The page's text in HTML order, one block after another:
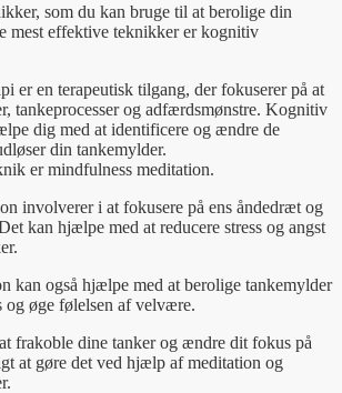
som du kan bruge til at berolige din
mest effektive teknikker er kognitiv
er en terapeutisk tilgang, der fokuserer på at
tankeprocesser og adfærdsmønstre. Kognitiv
dig med at identificere og ændre de
din tankemylder.
er mindfulness meditation.
involverer i at fokusere på ens åndedræt og
kan hjælpe med at reducere stress og angst
kan også hjælpe med at berolige tankemylder
og øge følelsen af velvære.
frakoble dine tanker og ændre dit fokus på
at gøre det ved hjælp af meditation og